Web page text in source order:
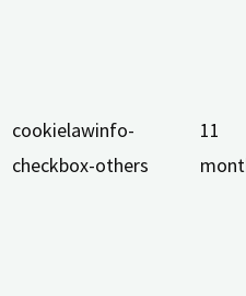
cookielawinfo-
checkbox-others
11